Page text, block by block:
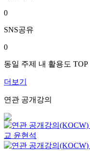
0
SNS공유
0
동일 주제 내 활용도 TOP
더보기
연관 공개강의
교 윤현석